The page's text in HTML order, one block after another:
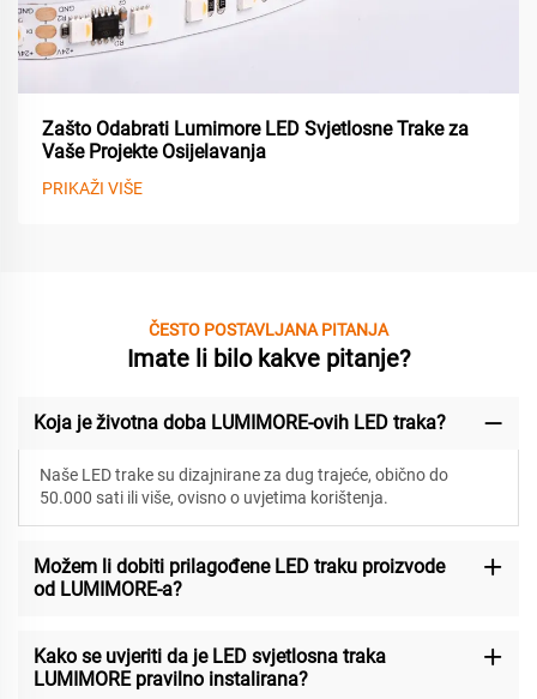
Zašto Odabrati Lumimore LED Svjetlosne Trake za
Vaše Projekte Osijelavanja
PRIKAŽI VIŠE
ČESTO POSTAVLJANA PITANJA
Imate li bilo kakve pitanje?
Koja je životna doba LUMIMORE-ovih LED traka?
Naše LED trake su dizajnirane za dug trajeće, obično do
50.000 sati ili više, ovisno o uvjetima korištenja.
Možem li dobiti prilagođene LED traku proizvode
od LUMIMORE-a?
Kako se uvjeriti da je LED svjetlosna traka
LUMIMORE pravilno instalirana?